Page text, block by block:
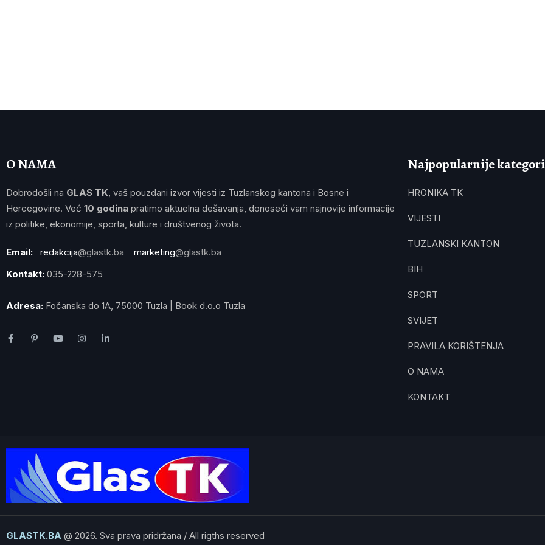
O NAMA
Dobrodošli na GLAS TK, vaš pouzdani izvor vijesti iz Tuzlanskog kantona i Bosne i
Hercegovine. Već 10 godina pratimo aktuelna dešavanja, donoseći vam najnovije informacije
iz politike, ekonomije, sporta, kulture i društvenog života.
Email: redakcija@glastk.ba marketing@glastk.ba
Kontakt: 035-228-575
Adresa: Fočanska do 1A, 75000 Tuzla | Book d.o.o Tuzla
Najpopularnije
HRONIKA TK
VIJESTI
TUZLANSKI KANTON
BIH
SPORT
SVIJET
PRAVILA KORIŠTENJA
O NAMA
KONTAKT
GLASTK.BA @ 2026. Sva prava pridržana / All rigths reserved